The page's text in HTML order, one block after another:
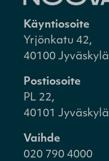
Käyntiosoite
Yrjönkatu 42,
40100 Jyväskylä
Postiosoite
PL 22,
40101 Jyväskylä
Vaihde
020 790 4000